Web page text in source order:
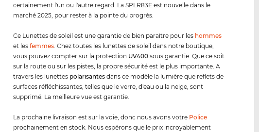
certainement l'un ou l'autre regard. La SPLR83E est nouvelle dans le
marché 2025, pour rester à la pointe du progrès.
Ce Lunettes de soleil est une garantie de bien paraître pour les hommes
et lesfemmes. Chez toutes les lunettes de soleil dans notre boutique,
vous pouvez compter sur la protection UV400 sous garantie. Que ce soit
sur la route ou sur les pistes, la propre sécurité est le plus importante. A
travers les lunettes polarisantes dans ce modèle la lumière que reflets de
surfaces réfléchissantes, telles que le verre, d'eau ou la neige, sont
supprimé. La meilleure vue est garantie.
La prochaine livraison est sur la voie, donc nous avons votre Police
prochainement en stock. Nous espérons que le prix incroyablement